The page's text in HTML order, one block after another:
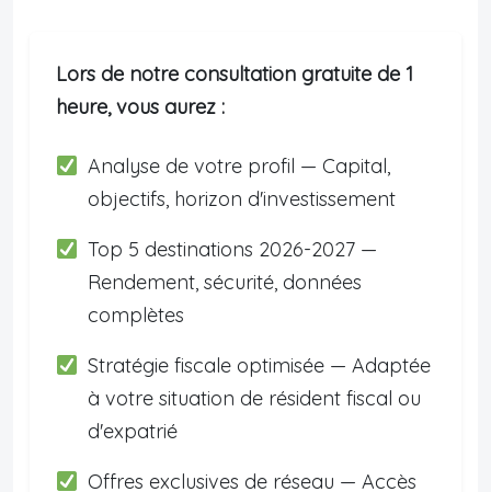
Lors de notre consultation gratuite de 1
heure, vous aurez :
Analyse de votre profil — Capital,
objectifs, horizon d'investissement
Top 5 destinations 2026-2027 —
Rendement, sécurité, données
complètes
Stratégie fiscale optimisée — Adaptée
à votre situation de résident fiscal ou
d'expatrié
Offres exclusives de réseau — Accès